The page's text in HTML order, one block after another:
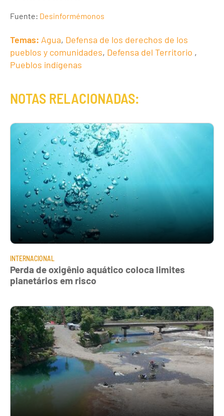
Fuente: Desinformémonos
Temas: Agua, Defensa de los derechos de los
pueblos y comunidades, Defensa del Territorio ,
Pueblos indígenas
NOTAS RELACIONADAS:
INTERNACIONAL
Perda de oxigênio aquático coloca limites
planetários em risco